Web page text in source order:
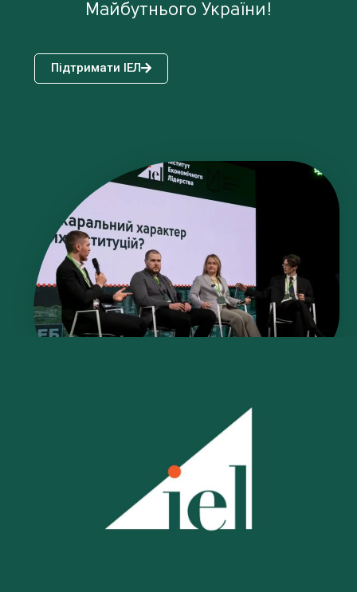
Майбутнього України!
Підтримати ІЕЛ